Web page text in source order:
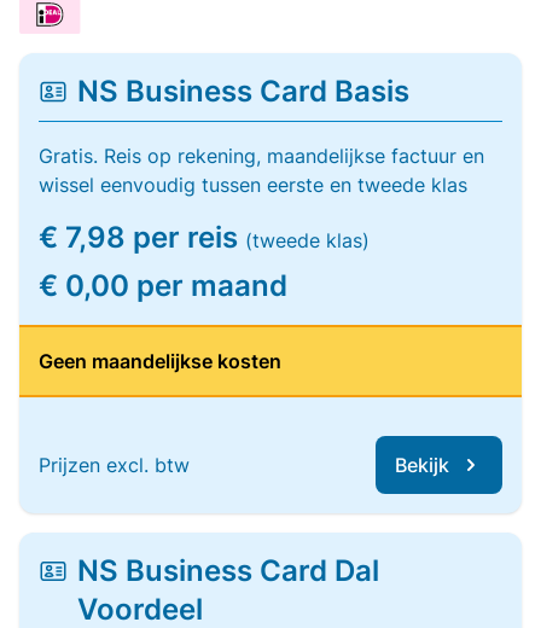
NS Business Card Basis
Gratis. Reis op rekening, maandelijkse factuur en
wissel eenvoudig tussen eerste en tweede klas
€ 7,98 per reis (tweede klas)
€ 0,00 per maand
Geen maandelijkse kosten
Prijzen excl. btw Bekijk
NS Business Card Dal
Voordeel